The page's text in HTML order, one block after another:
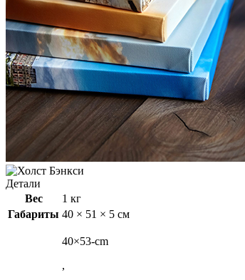
Детали
Вес
1 кг
Габариты 40 × 51 × 5 см
40×53-cm
,